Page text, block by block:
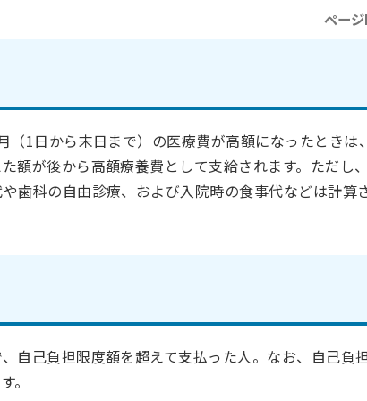
ペー
（1日から末日まで）の医療費が高額になったときは
額が後から高額療養費として支給されます。ただし
歯科の自由診療、および入院時の食事代などは計算
自己負担限度額を超えて支払った人。なお、自己負
。